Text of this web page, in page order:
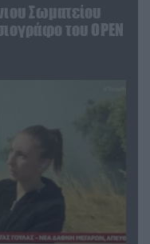
Σωματείου
του OPEN